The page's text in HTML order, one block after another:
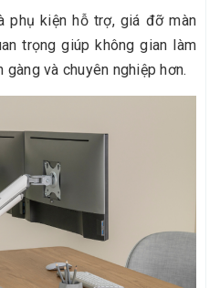
phụ kiện hỗ trợ, giá đỡ màn
trọng giúp không gian làm
và chuyên nghiệp hơn.